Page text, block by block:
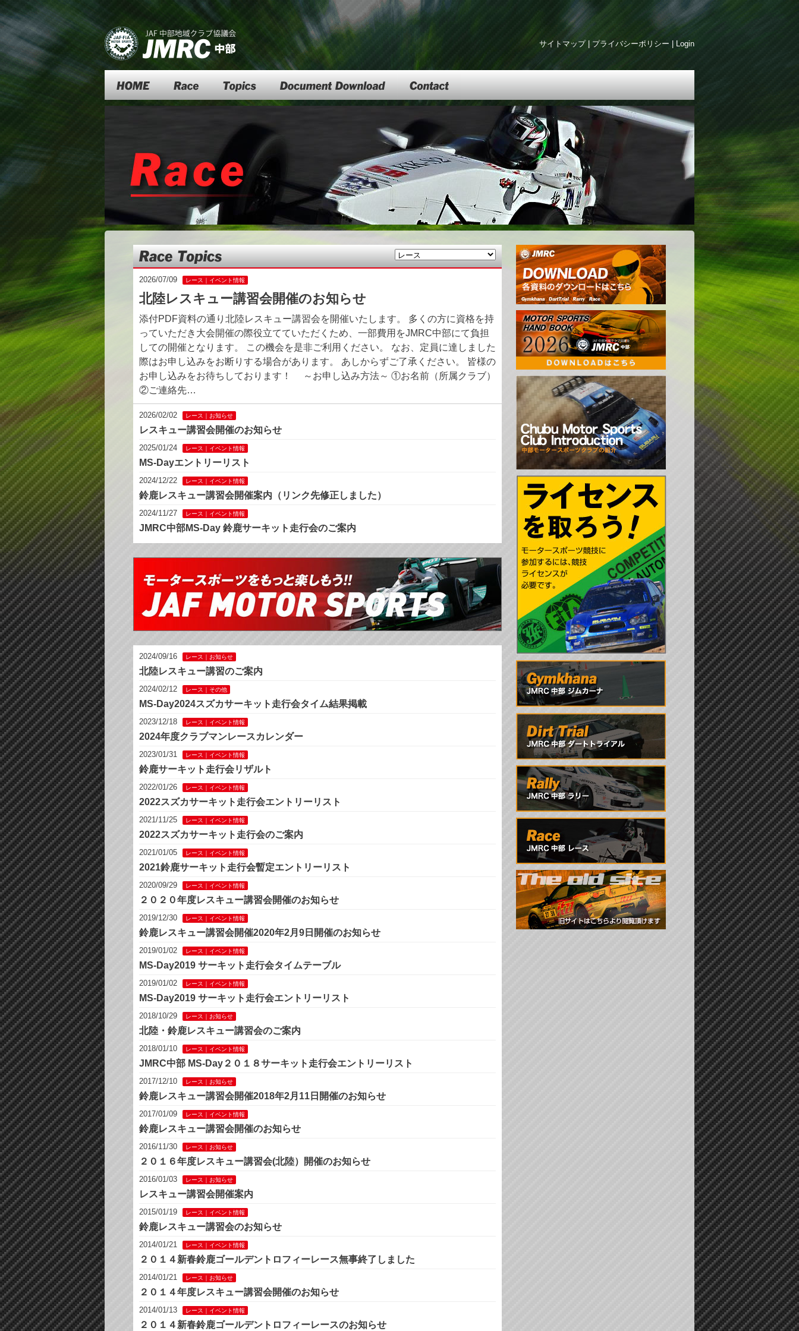
サイトマップ| プライバシーポリシー Login
JMRC Chubu Official Site
Topics
2026/07/09 レース｜イベント情報
北陸レスキュー講習会開催のお知らせ
添付PDF資料の通り北陸レスキュー講習会を開催いたします。 多くの方に資格を持
っていただき大会開催の際役立てていただくため、一部費用をJMRC中部にて負担
しての開催となります。 この機会を是非ご利用ください。 なお、定員に達しました
際はお申し込みをお断りする場合があります。 あしからずご了承ください。 皆様の
お申し込みをお待ちしております！ ～お申し込み方法～ ①お名前（所属クラブ）
②ご連絡先…
2026/02/02 レース｜お知らせ
レスキュー講習会開催のお知らせ
2025/01/24 レース｜イベント情報
MS-Dayエントリーリスト
2024/12/22 レース｜イベント情報
鈴鹿レスキュー講習会開催案内（リンク先修正しました）
2024/11/27 レース｜イベント情報
JMRC中部MS-Day 鈴鹿サーキット走行会のご案内
2024/09/16 レース｜お知らせ
北陸レスキュー講習のご案内
2024/02/12 レース｜その他
MS-Day2024スズカサーキット走行会タイム結果掲載
2023/12/18 レース｜イベント情報
2024年度クラブマンレースカレンダー
2023/01/31 レース｜イベント情報
鈴鹿サーキット走行会リザルト
2022/01/26 レース｜イベント情報
2022スズカサーキット走行会エントリーリスト
2021/11/25 レース｜イベント情報
2022スズカサーキット走行会のご案内
2021/01/05 レース｜イベント情報
2021鈴鹿サーキット走行会暫定エントリーリスト
2020/09/29 レース｜イベント情報
２０２０年度レスキュー講習会開催のお知らせ
2019/12/30 レース｜イベント情報
鈴鹿レスキュー講習会開催2020年2月9日開催のお知らせ
2019/01/02 レース｜イベント情報
MS-Day2019 サーキット走行会タイムテーブル
2019/01/02 レース｜イベント情報
MS-Day2019 サーキット走行会エントリーリスト
2018/10/29 レース｜お知らせ
北陸・鈴鹿レスキュー講習会のご案内
2018/01/10 レース｜イベント情報
JMRC中部 MS-Day２０１８サーキット走行会エントリーリスト
2017/12/10 レース｜お知らせ
鈴鹿レスキュー講習会開催2018年2月11日開催のお知らせ
2017/01/09 レース｜イベント情報
鈴鹿レスキュー講習会開催のお知らせ
2016/11/30 レース｜お知らせ
２０１６年度レスキュー講習会(北陸）開催のお知らせ
2016/01/03 レース｜お知らせ
レスキュー講習会開催案内
2015/01/19 レース｜イベント情報
鈴鹿レスキュー講習会のお知らせ
2014/01/21 レース｜イベント情報
２０１４新春鈴鹿ゴールデントロフィーレース無事終了しました
2014/01/21 レース｜お知らせ
２０１４年度レスキュー講習会開催のお知らせ
2014/01/13 レース｜イベント情報
２０１４新春鈴鹿ゴールデントロフィーレースのお知らせ